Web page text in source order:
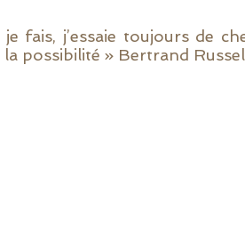
fais, j’essaie toujours de
la possibilité » Bertrand Russel